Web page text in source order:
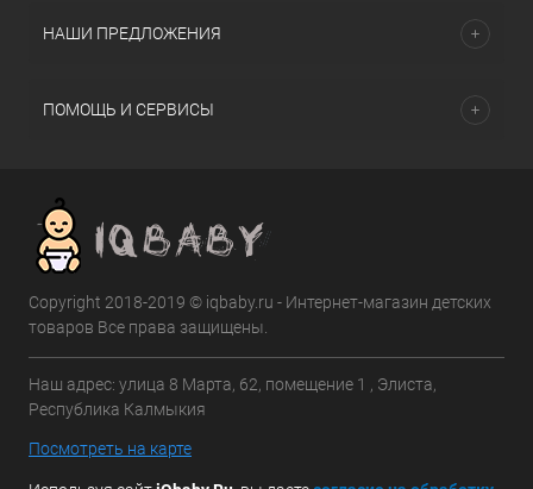
НАШИ ПРЕДЛОЖЕНИЯ
ПОМОЩЬ И СЕРВИСЫ
Copyright 2018-2019 © iqbaby.ru - Интернет-магазин детских
товаров Все права защищены.
Наш адрес: улица 8 Марта, 62, помещение 1 , Элиста,
Республика Калмыкия
Посмотреть на карте